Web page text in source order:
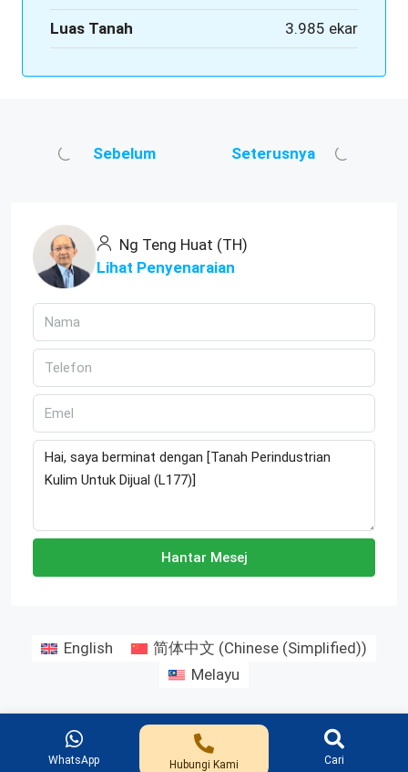
Luas Tanah 3.985 ekar
Sebelum Seterusnya
Ng Teng Huat (TH)
Lihat Penyenaraian
Hantar Mesej
Ng Teng Huat (TH)
WhatsApp Hubungi Kami Cari
English 简体中文 (Chinese (Simplified))
Melayu